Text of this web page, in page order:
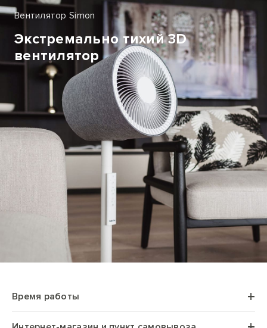
Вентилятор Simon
Экстремально тихий 3D
вентилятор
Время работы